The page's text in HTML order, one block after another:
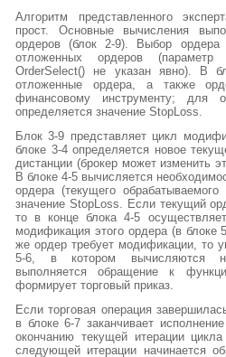
Алгоритм представленного
прост. Основные вычисления
ордеров (блок 2-9). Выбор
отложенных ордеров
OrderSelect() не указан явно). В
отложенные ордера, а также
финансовому инструменту; для
определяется значение StopLoss.
Блок 3-9 представляет цикл
блоке 3-4 определяется новое
дистанции (брокер может изменить
В блоке 4-5 вычисляется
ордера (текущего
значение StopLoss. Если текущий
то в конце блока 4-5
модификация этого ордера (в блоке
же ордер требует модификации, то
5-6, в котором вычисляются
выполняется обращение к
формирует торговый приказ.
Если торговая операция
в блоке 6-7 заканчивает
окончанию текущей итерации
следующей итерации начинается